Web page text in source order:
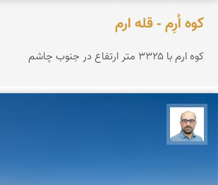
کوه اُرِم - قله ارم
کوه ارم با ۳۳۲۵ متر ارتفاع در جنوب چاشم